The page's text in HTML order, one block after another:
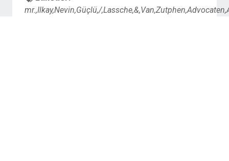
mr.,Ilkay,Nevin,Güçlü,/